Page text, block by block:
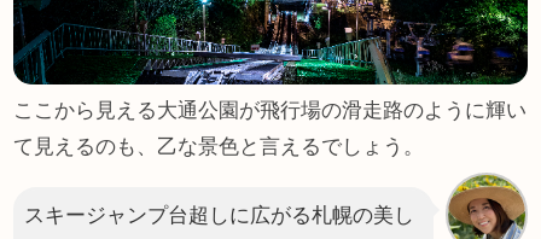
ここから見える大通公園が飛行場の滑走路のように輝い
て見えるのも、乙な景色と言えるでしょう。
スキージャンプ台超しに広がる札幌の美し